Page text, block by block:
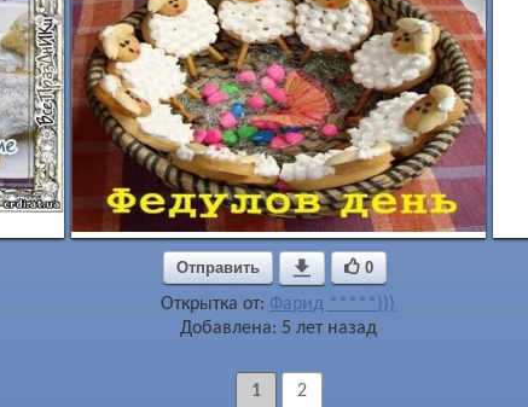
Отправить  0
Открытка от: Фарид *****)))
Добавлена: 5 лет назад
1 2